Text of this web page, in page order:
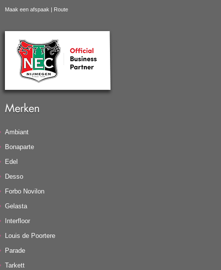
Maak een afspaak Route
Merken
Ambiant
Bonaparte
Edel
Desso
Forbo Novilon
Gelasta
Interfloor
Louis de Poortere
Parade
Tarkett